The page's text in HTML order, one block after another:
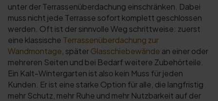
unter der Terrassenüberdachung einschränken. Dabei
muss nicht jede Terrasse sofort komplett geschlossen
werden. Oft ist der sinnvolle Weg schrittweise: zuerst
eine klassische Terrassenüberdachung zur
Wandmontage , späterGlasschiebewände an einer oder
mehreren Seiten und bei Bedarf weitere Zubehörteile.
Ein Kalt-Wintergarten ist also kein Muss für jeden
Kunden. Er ist eine starke Option für alle, die langfristig
mehr Schutz, mehr Ruhe und mehr Nutzbarkeit auf der